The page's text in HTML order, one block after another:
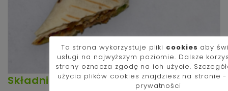
Składniki:
Ta strona wykorzystuje pliki cookies aby
usługi na najwyższym poziomie. Dalsze
strony oznacza zgodę na ich użycie.
użycia plików cookies znajdziesz na stronie
prywatności